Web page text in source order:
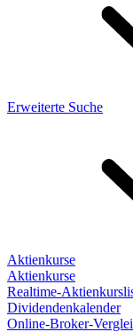
Erweiterte Suche
Aktienkurse
Aktienkurse
Realtime-
Dividendenkalender
Online-Broker-